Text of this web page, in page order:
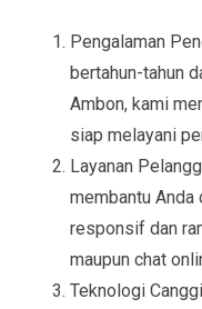
Pengalaman
bertahun-tahun
Ambon, kami
siap melayani
Layanan
membantu Anda
responsif dan
maupun chat
Teknologi